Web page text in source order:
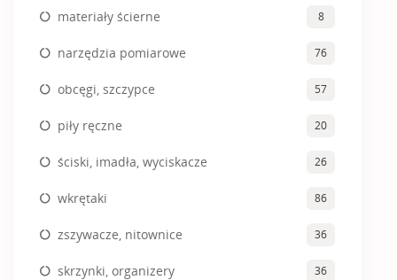
materiały ścierne 8
narzędzia pomiarowe 76
obcęgi, szczypce 57
piły ręczne 20
ściski, imadła, wyciskacze 26
wkrętaki 86
zszywacze, nitownice 36
skrzynki, organizery 36